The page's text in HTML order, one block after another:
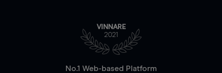
VINNARE
2021
No.1 Web-based Platform